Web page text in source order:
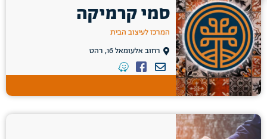
סמי קרמיקה
המרכז לעיצוב הבית
רחוב אלעומאל 16, רהט